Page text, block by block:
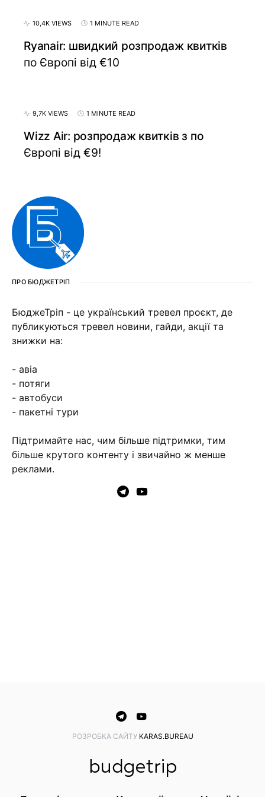
10,4K VIEWS 1 MINUTE READ
Ryanair: швидкий розпродаж квитків
по Європі від €10
9,7K VIEWS 1 MINUTE READ
Wizz Air: розпродаж квитків з по
Європі від €9!
ПРО БЮДЖЕТРІП
БюджеТріп - це український тревел проєкт, де
публикуються тревел новини, гайди, акції та
знижки на:
- авіа
- потяги
- автобуси
- пакетні тури
Підтримайте нас, чим більше підтримки, тим
більше крутого контенту і звичайно ж менше
реклами.
PОЗРОБКА САЙТУ KARAS.BUREAU